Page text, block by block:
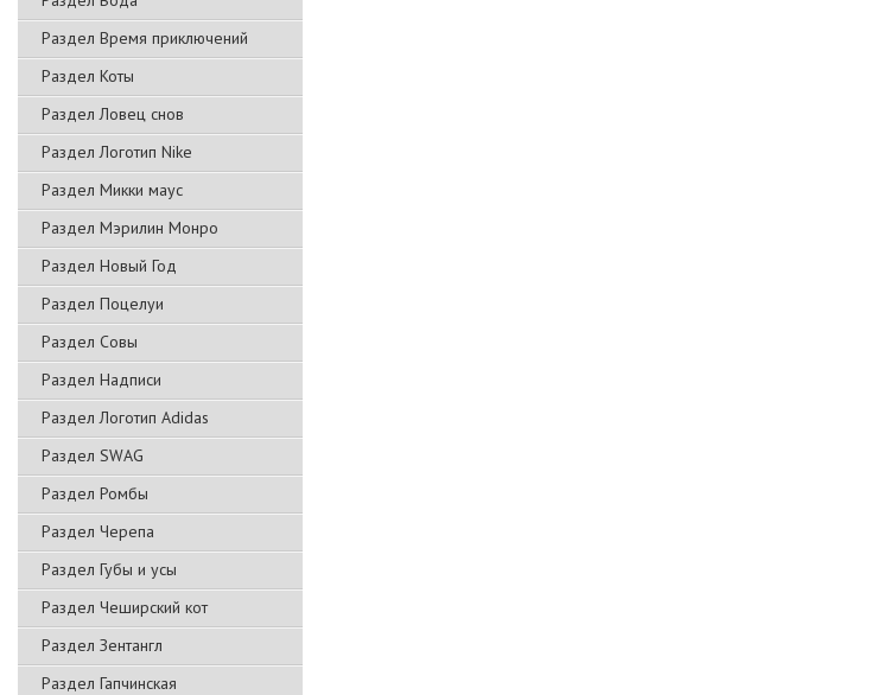
Раздел Время приключений
Раздел Коты
Раздел Ловец снов
Раздел Логотип Nike
Раздел Микки маус
Раздел Мэрилин Монро
Раздел Новый Год
Раздел Поцелуи
Раздел Совы
Раздел Надписи
Раздел Логотип Adidas
Раздел SWAG
Раздел Ромбы
Раздел Черепа
Раздел Губы и усы
Раздел Чеширский кот
Раздел Зентангл
Раздел Гапчинская